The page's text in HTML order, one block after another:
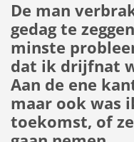
De man
gedag te
minste
dat ik drijfnat
Aan de ene
maar ook was
toekomst, of